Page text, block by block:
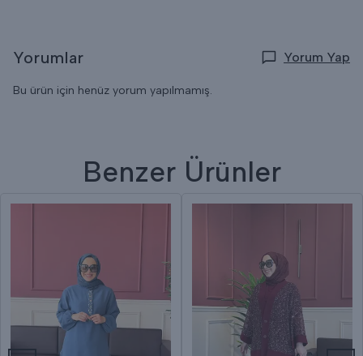
Yorumlar Yorum Yap
Bu ürün için henüz yorum yapılmamış.
Benzer Ürünler